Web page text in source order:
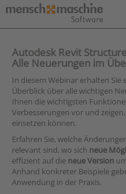
Autodesk Revit
Alle Neuerungen im
In diesem Webinar erhalten
Überblick über alle wichtigen
Ihnen die wichtigsten
Verbesserungen vor und
einsetzen können.
Erfahren Sie, welche
relevant sind, wo sich neue
effizient auf die neue Version
Anhand konkreter Beispiele
Anwendung in der Praxis.